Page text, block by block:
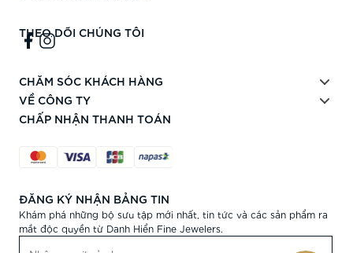
THEO DÕI CHÚNG TÔI
CHĂM SÓC KHÁCH HÀNG
VỀ CÔNG TY
CHẤP NHẬN THANH TOÁN
ĐĂNG KÝ NHẬN BẢNG TIN
Khám phá những bộ sưu tập mới nhất, tin tức và các sản phẩm ra
mắt độc quyền từ Danh Hiển Fine Jewelers.